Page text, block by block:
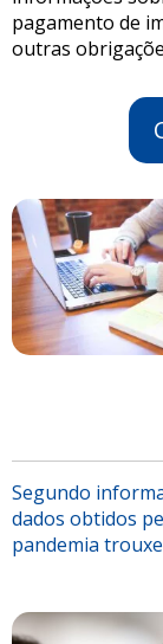
pagamento de
outras
Segundo
dados obtidos
pandemia